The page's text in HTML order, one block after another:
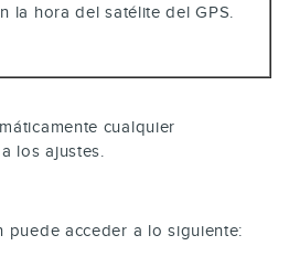
la hora del satélite del GPS.
cualquier
los ajustes.
acceder a lo siguiente: